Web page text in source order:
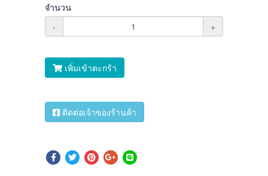
จำนวน
-
+
เพิ่มเข้าตะกร้า
ติดต่อเจ้าของร้านค้า